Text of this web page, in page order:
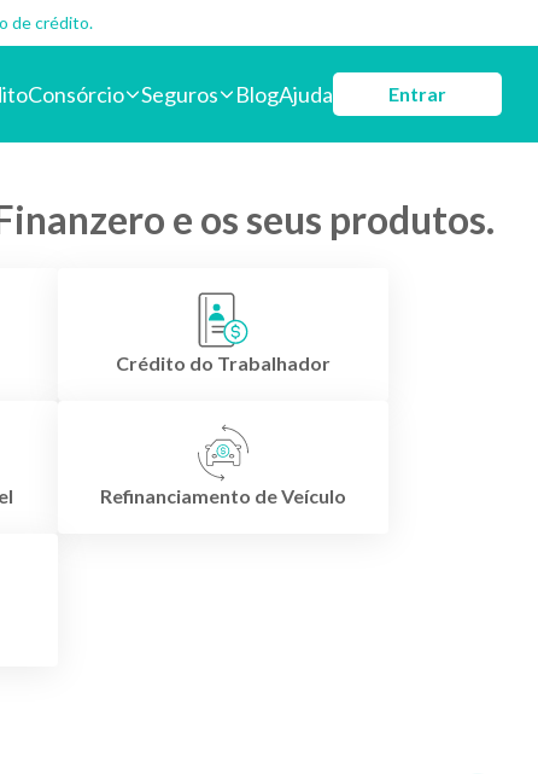
de crédito.
Consórcio Seguros BlogAjuda Entrar
e os seus produtos.
Crédito do Trabalhador
Refinanciamento de Veículo